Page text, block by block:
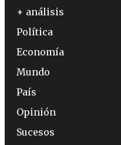
+ análisis
Política
Economía
Mundo
País
Opinión
Sucesos